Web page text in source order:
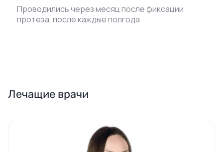
Проводились через месяц после фиксации
протеза, после каждые полгода.
Лечащие врачи